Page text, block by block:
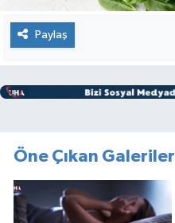
Paylaş
Öne Çıkan Galeriler